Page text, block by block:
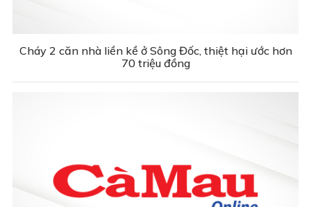
Cháy 2 căn nhà liền kề ở Sông Đốc, thiệt hại ước hơn
70 triệu đồng